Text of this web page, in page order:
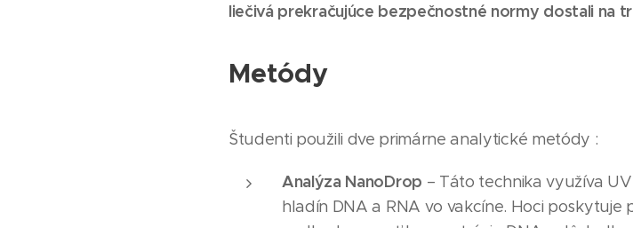
liečivá prekračujúce bezpečnostné normy dostali na
Metódy
Študenti použili dve primárne analytické metódy :
Analýza NanoDrop – Táto technika využíva
hladín DNA a RNA vo vakcíne. Hoci